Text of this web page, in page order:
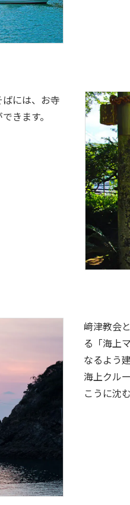
には、お寺
きます。
﨑津教会
る「海上
なるよう
海上クル
こうに沈